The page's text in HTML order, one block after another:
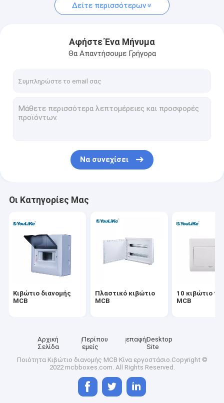
Δείτε περισσότερων
Αφήστε Ένα Μήνυμα
Θα Απαντήσουμε Γρήγορα
Να συνεχίσει
Οι Κατηγορίες Μας
Κιβώτιο διανομής
MCB
Πλαστικό κιβώτιο
MCB
10 κιβώτιο
MCB
Αρχική
Σελίδα
Περίπου
εμείς
επαφήDesktop
Site
Ποιότητα Κιβώτιο διανομής MCB Κίνα εργοστάσιο.Copyright ©
2022 mcbboxes.com. All Rights Reserved.